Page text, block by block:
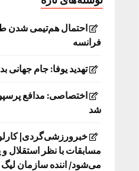
احتمال هم‌تیمی شدن
فرانسه
تهدید یوفا: جام جهانی
اختصاصی: مدافع
شد
خبرورزشی‌گردی|
مسابقات با نظر
می‌شود/ اننده سازمان لیگ